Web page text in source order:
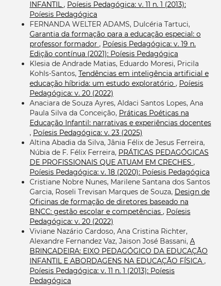
INFANTIL, Poíesis Pedagógica: v. 11 n. 1 (2013):
Poíesis Pedagógica
FERNANDA WELTER ADAMS, Dulcéria Tartuci,
Garantia da formação para a educação especial: o
professor formador , Poíesis Pedagógica: v. 19 n.
Edição contínua (2021): Poíesis Pedagógica
Klesia de Andrade Matias, Eduardo Moresi, Pricila
Kohls-Santos, Tendências em inteligência artificial e
educação híbrida: um estudo exploratório , Poíesis
Pedagógica: v. 20 (2022)
Anaciara de Souza Ayres, Aldaci Santos Lopes, Ana
Paula Silva da Conceição, Práticas Poéticas na
Educação Infantil: narrativas e experiências docentes
, Poíesis Pedagógica: v. 23 (2025)
Altina Abadia da Silva, Jânia Félix de Jesus Ferreira,
Núbia de F. Félix Ferreira, PRÁTICAS PEDAGÓGICAS
DE PROFISSIONAIS QUE ATUAM EM CRECHES ,
Poíesis Pedagógica: v. 18 (2020): Poíesis Pedagógica
Cristiane Nobre Nunes, Marilene Santana dos Santos
Garcia, Roseli Trevisan Marques de Souza, Design de
Oficinas de formação de diretores baseado na
BNCC: gestão escolar e competências , Poíesis
Pedagógica: v. 20 (2022)
Viviane Nazário Cardoso, Ana Cristina Richter,
Alexandre Fernandez Vaz, Jaison José Bassani, A
BRINCADEIRA: EIXO PEDAGÓGICO DA EDUCAÇÃO
INFANTIL E ABORDAGENS NA EDUCAÇÃO FÍSICA ,
Poíesis Pedagógica: v. 11 n. 1 (2013): Poíesis
Pedagógica